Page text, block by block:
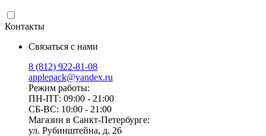
Контакты
Связаться с нами
8 (812) 922-81-08
applepack@yandex.ru
Режим работы:
ПН-ПТ: 09:00 - 21:00
СБ-ВС: 10:00 - 21:00
Магазин в Санкт-Петербурге:
ул. Рубинштейна, д. 26